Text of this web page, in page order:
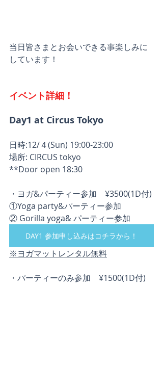
当日皆さまとお会いできる事楽しみに
しています！
イベント詳細！
Day1 at Circus Tokyo
日時:12/４(Sun) 19:00-23:00
場所: CIRCUS tokyo
**Door open 18:30
・ヨガ&パーティー参加　¥3500(1D付)
①Yoga party&パーティー参加
② Gorilla yoga& パーティー参加
DAY1 参加申し込みはコチラから！
※ヨガマットレンタル無料
・パーティーのみ参加　¥1500(1D付)